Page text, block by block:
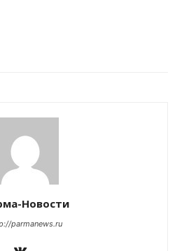
Новости
parmanews.ru